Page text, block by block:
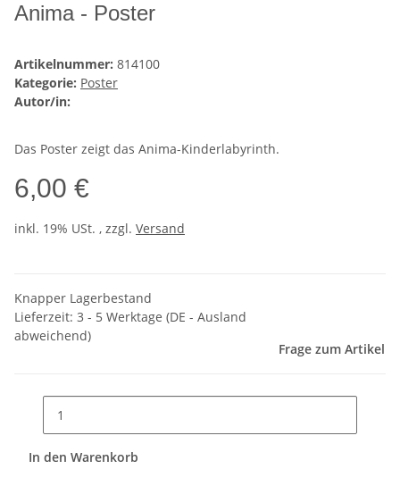
Anima - Poster
Artikelnummer: 814100
Kategorie: Poster
Autor/in:
Das Poster zeigt das Anima-Kinderlabyrinth.
6,00 €
inkl. 19% USt. , zzgl. Versand
Knapper Lagerbestand
Lieferzeit: 3 - 5 Werktage (DE - Ausland
abweichend)
Frage zum Artikel
In den Warenkorb